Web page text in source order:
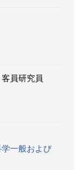
員研究員
一般および